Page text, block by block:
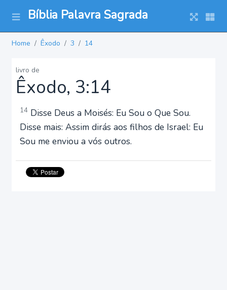
Bíblia Palavra Sagrada
Home Êxodo 3 14
livro de
Êxodo, 3:14
14 Disse Deus a Moisés: Eu Sou o Que Sou.
Disse mais: Assim dirás aos filhos de Israel: Eu
Sou me enviou a vós outros.